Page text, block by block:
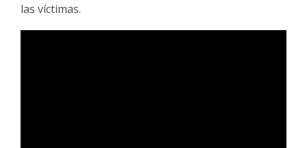
las víctimas.